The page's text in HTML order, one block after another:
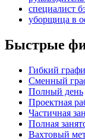
специалист
уборщица в
Быстрые
Гибкий
Сменный
Полный день
Проектная
Частичная
Полная
Вахтовый